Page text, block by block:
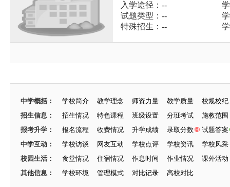
入学途径：--
试题类型：--
特殊招生：--
中学概括： 学校简介 教学理念 师资力量 教学质量
校规校纪
招生信息：
招生情况 特色课程 班级设置 分班考试
施教范围
报考升学：
报名流程 收费情况 升学成绩 录取分数
试题答案
中学互动：
学校访谈 网友互动 学校点评 学校资讯
学校风采
校园生活：
食堂情况 住宿情况 作息时间 作业情况
课外活动
其他信息：
学校环境 管理模式 对比记录 高校对比